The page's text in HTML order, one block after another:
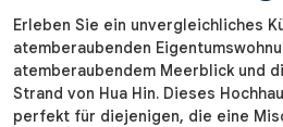
Erleben Sie ein unvergleichliches
atemberaubenden
atemberaubendem Meerblick und
Strand von Hua Hin. Dieses
perfekt für diejenigen, die eine